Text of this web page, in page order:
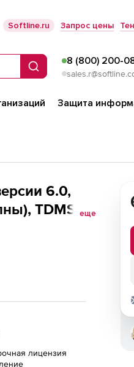
Softline.ru Запрос цены
Поиск
8 (800) 200-
Защита
6.0,
TDMS
место с
еще
лицензия